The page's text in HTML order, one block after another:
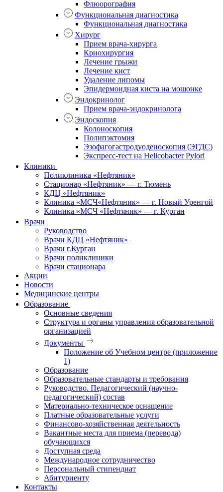
Флюорография
Функциональная диагностика
Функциональная диагностика
Хирург
Прием врача-хирурга
Криохирургия
Лечение грыжи
Лечение кист
Удаление липомы
Эпидермоидная киста на мошонке
Эндокринолог
Прием врача-эндокринолога
Эндоскопия
Колоноскопия
Полипэктомия
Эзофагогастродуоденоскопия (ЭГДС)
Экспресс-тест на Helicobacter Pylori
Клиники
Поликлиника «Нефтяник»
Стационар «Нефтяник» — г. Тюмень
КДЦ «Нефтяник»
Клиника «МСЧ«Нефтяник» — г. Новый Уренгой
Клиника «МСЧ «Нефтяник» — г. Курган
Врачи
Руководство
Врачи КДЦ «Нефтяник»
Врачи г.Курган
Врачи поликлиники
Врачи стационара
Акции
Новости
Медицинские центры
Образование
Основные сведения
Структура и органы управления образовательной
организацией
Документы
Положение об Учебном центре (приложение
1)
Образование
Образовательные стандарты и требования
Руководство. Педагогический (научно-
педагогический) состав
Материально-техническое оснащение
Платные образовательные услуги
Финансово-хозяйственная деятельность
Вакантные места для приема (перевода)
обучающихся
Доступная среда
Международное сотрудничество
Персональный стипендиат
Абитуриенту
Контакты